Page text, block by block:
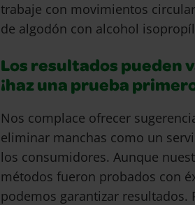
trabaje con movimientos
de algodón con alcohol
Los resultados pueden
¡haz una prueba
Nos complace ofrecer
eliminar manchas como un
los consumidores. Aunque
métodos fueron probados con
podemos garantizar resultados.